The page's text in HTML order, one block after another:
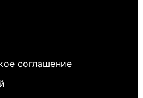
соглашение